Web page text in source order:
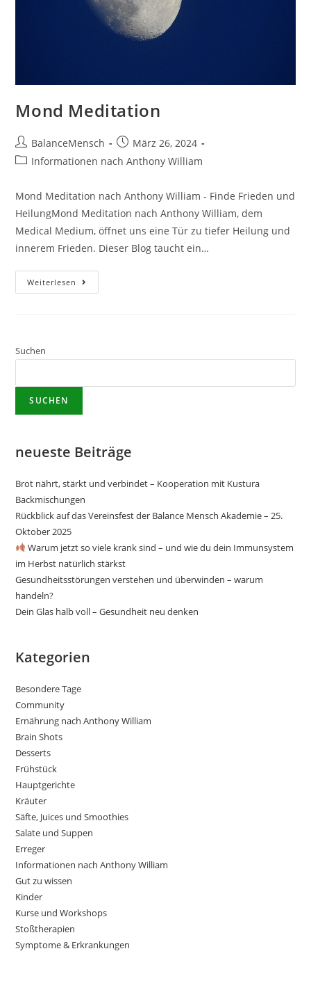
Mond Meditation
BalanceMensch
März 26, 2024
Informationen nach Anthony William
Mond Meditation nach Anthony William - Finde Frieden und
HeilungMond Meditation nach Anthony William, dem
Medical Medium, öffnet uns eine Tür zu tiefer Heilung und
innerem Frieden. Dieser Blog taucht ein…
Weiterlesen
Suchen
SUCHEN
neueste Beiträge
Brot nährt, stärkt und verbindet – Kooperation mit Kustura
Backmischungen
Rückblick auf das Vereinsfest der Balance Mensch Akademie – 25.
Oktober 2025
Warum jetzt so viele krank sind – und wie du dein Immunsystem
im Herbst natürlich stärkst
Gesundheitsstörungen verstehen und überwinden – warum
handeln?
Dein Glas halb voll – Gesundheit neu denken
Kategorien
Besondere Tage
Community
Ernährung nach Anthony William
Brain Shots
Desserts
Frühstück
Hauptgerichte
Kräuter
Säfte, Juices und Smoothies
Salate und Suppen
Erreger
Informationen nach Anthony William
Gut zu wissen
Kinder
Kurse und Workshops
Stoßtherapien
Symptome & Erkrankungen